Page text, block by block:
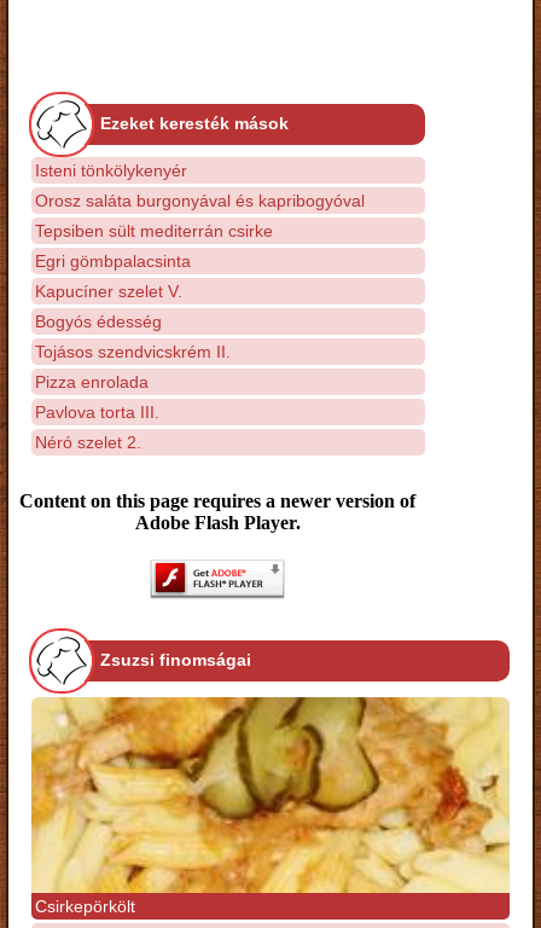
Ezeket keresték mások
Isteni tönkölykenyér
Orosz saláta burgonyával és kapribogyóval
Tepsiben sült mediterrán csirke
Egri gömbpalacsinta
Kapucíner szelet V.
Bogyós édesség
Tojásos szendvicskrém II.
Pizza enrolada
Pavlova torta III.
Néró szelet 2.
Content on this page requires a newer version of
Adobe Flash Player.
Zsuzsi finomságai
Csirkepörkölt